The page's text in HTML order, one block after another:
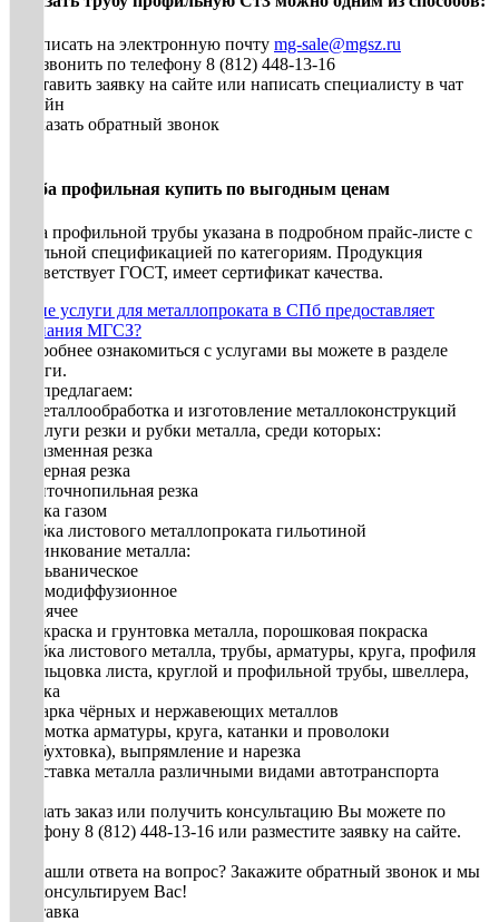
• Написать на электронную почту mg-sale@mgsz.ru
• Позвонить по телефону 8 (812) 448-13-16
• Оставить заявку на сайте или написать специалисту в чат
онлайн
• Заказать обратный звонок
Труба профильная купить по выгодным ценам
Цена профильной трубы указана в подробном прайс-листе с
детальной спецификацией по категориям. Продукция
соответствует ГОСТ, имеет сертификат качества.
Какие услуги для металлопроката в СПб предоставляет
компания МГСЗ?
Подробнее ознакомиться с услугами вы можете в разделе
Услуги.
Мы предлагаем:
1. Металлообработка и изготовление металлоконструкций
2. Услуги резки и рубки металла, среди которых:
• плазменная резка
• лазерная резка
• ленточнопильная резка
• резка газом
• рубка листового металлопроката гильотиной
3. Цинкование металла:
• гальваническое
• термодиффузионное
• горячее
• Покраска и грунтовка металла, порошковая покраска
• Гибка листового металла, трубы, арматуры, круга, профиля
• Вальцовка листа, круглой и профильной трубы, швеллера,
уголка
• Сварка чёрных и нержавеющих металлов
• Размотка арматуры, круга, катанки и проволоки
(разбухтовка), выпрямление и нарезка
• Доставка металла различными видами автотранспорта
Сделать заказ или получить консультацию Вы можете по
телефону 8 (812) 448-13-16 или разместите заявку на сайте.
Не нашли ответа на вопрос? Закажите обратный звонок и мы
проконсультируем Вас!
Доставка